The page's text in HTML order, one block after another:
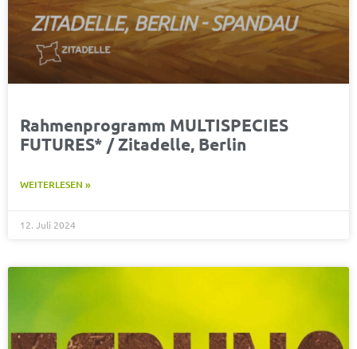
Rahmenprogramm MULTISPECIES
FUTURES* / Zitadelle, Berlin
WEITERLESEN »
12. Juli 2024